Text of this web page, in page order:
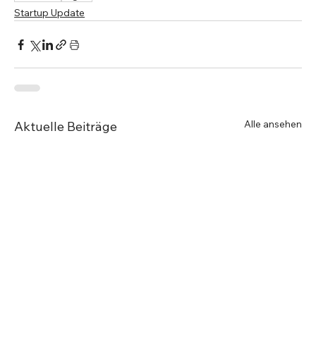
Startup Update
Aktuelle Beiträge Alle ansehen